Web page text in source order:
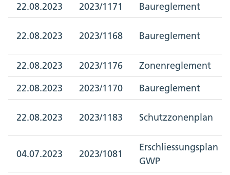
22.08.2023
2023/1171 Baureglement
22.08.2023 2023/1168 Baureglement
22.08.2023 2023/1176
Zonenreglement
22.08.2023
2023/1170 Baureglement
22.08.2023 2023/1183 Schutzzonenplan
04.07.2023 2023/1081
Erschliessungsplan
GWP